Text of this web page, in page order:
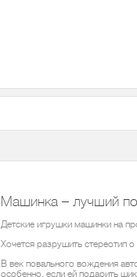
Машинка – лучший
Детские игрушки машинки на
Хочется разрушить стереотип
В век повального вождения
особенно, если ей подарить